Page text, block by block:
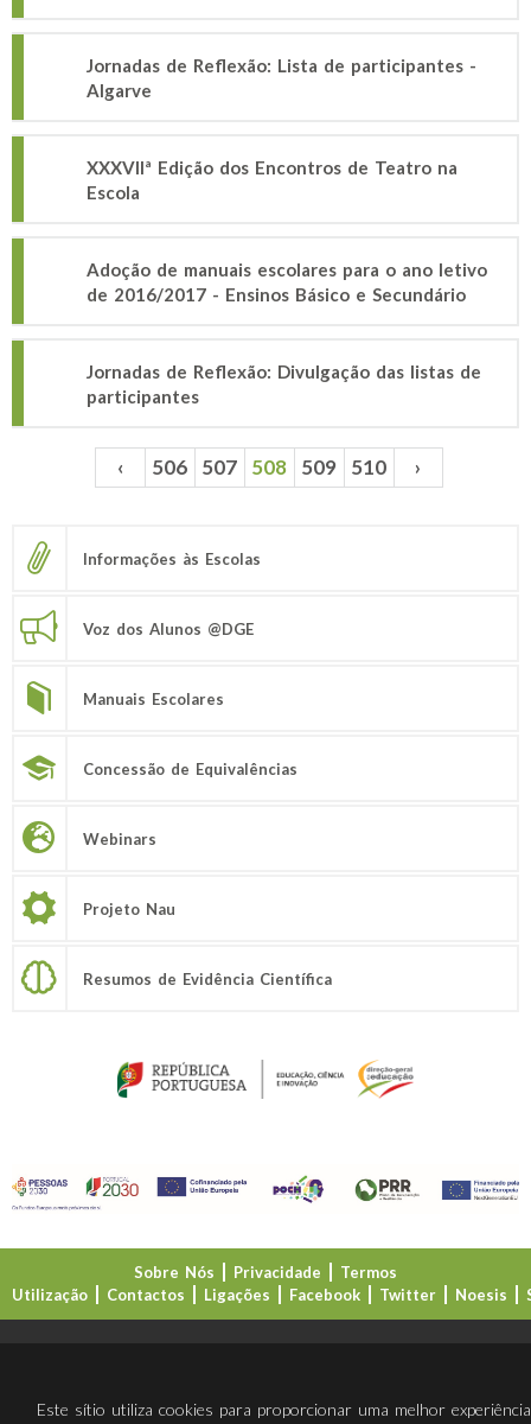
Jornadas de Reflexão: Lista de participantes -
Algarve
XXXVIIª Edição dos Encontros de Teatro na
Escola
Adoção de manuais escolares para o ano letivo
de 2016/2017 - Ensinos Básico e Secundário
Jornadas de Reflexão: Divulgação das listas de
participantes
Páginas ‹ 506 507 508 509 510 ›
Informações às Escolas
Voz dos Alunos @DGE
Manuais Escolares
Concessão de Equivalências
Webinars
Projeto Nau
Resumos de Evidência Científica
Sobre Nós Privacidade
Termos
Utilização
Contactos Ligações Facebook Twitter Noesis
Este sítio utiliza cookies para proporcionar uma melhor